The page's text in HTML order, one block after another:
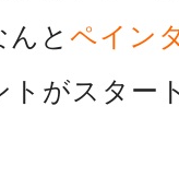
とペイン
トがスター